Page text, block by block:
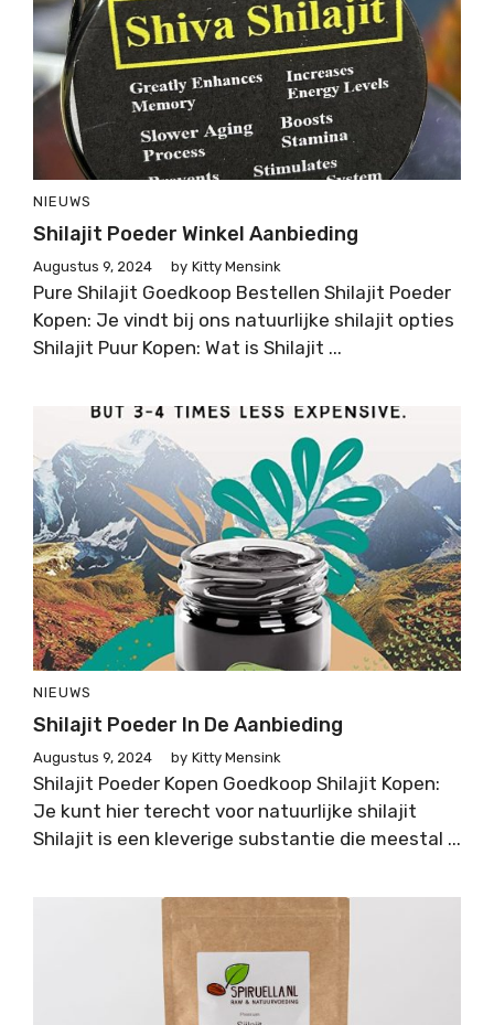
NIEUWS
Shilajit Poeder Winkel Aanbieding
Augustus 9, 2024 by Kitty Mensink
Pure Shilajit Goedkoop Bestellen Shilajit Poeder
Kopen: Je vindt bij ons natuurlijke shilajit opties
Shilajit Puur Kopen: Wat is Shilajit ...
NIEUWS
Shilajit Poeder In De Aanbieding
Augustus 9, 2024 by Kitty Mensink
Shilajit Poeder Kopen Goedkoop Shilajit Kopen:
Je kunt hier terecht voor natuurlijke shilajit
Shilajit is een kleverige substantie die meestal ...